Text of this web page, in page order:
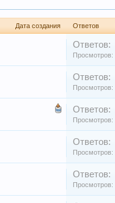
Дата создания Ответов
Ответов:
Просмотров:
Ответов:
Просмотров:
Ответов:
Просмотров:
Ответов:
Просмотров:
Ответов:
Просмотров: